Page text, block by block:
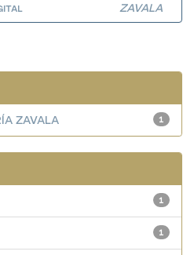
ZAVALA
1
ZAVALA
1
1